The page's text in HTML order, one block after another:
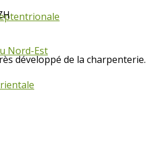
Nord-Est
développé de la charpenterie.